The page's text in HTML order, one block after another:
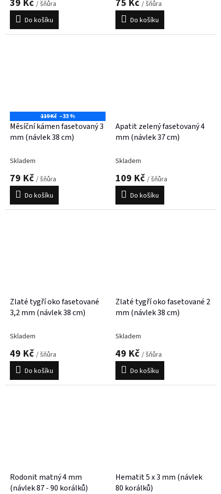
39 Kč / šňůra
Do košíku
75 Kč / šňůra
Do košíku
119 Kč –33 %
Měsíční kámen fasetovaný 3
mm (návlek 38 cm)
Skladem
79 Kč / šňůra
Do košíku
Apatit zelený fasetovaný 4
mm (návlek 37 cm)
Skladem
109 Kč / šňůra
Do košíku
Zlaté tygří oko fasetované
3,2 mm (návlek 38 cm)
Skladem
49 Kč / šňůra
Do košíku
Zlaté tygří oko fasetované 2
mm (návlek 38 cm)
Skladem
49 Kč / šňůra
Do košíku
Rodonit matný 4 mm
(návlek 87 - 90 korálků)
Hematit 5 x 3 mm (návlek
80 korálků)